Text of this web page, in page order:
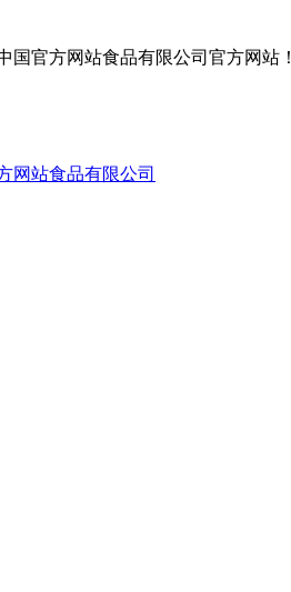
国官方网站食品有限公司官方网站！